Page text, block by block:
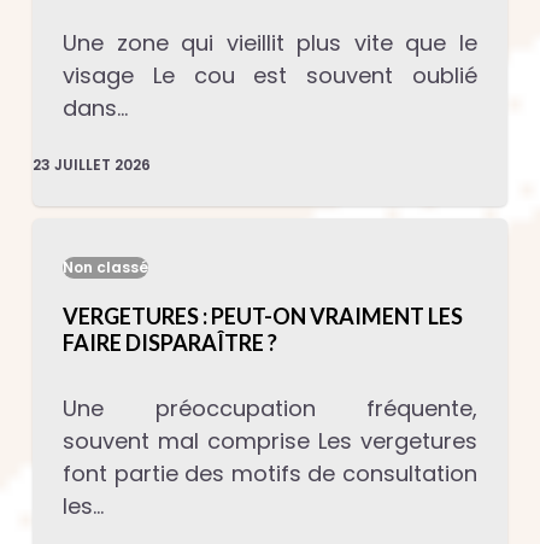
Une zone qui vieillit plus vite que le
visage Le cou est souvent oublié
dans…
23 JUILLET 2026
Non classé
VERGETURES : PEUT-ON VRAIMENT LES
FAIRE DISPARAÎTRE ?
Une préoccupation fréquente,
souvent mal comprise Les vergetures
font partie des motifs de consultation
les…